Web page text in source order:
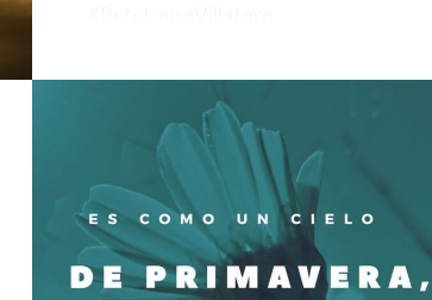
— Clara Belén
?
(@clarabelengomez) 4 de abril
de 2019